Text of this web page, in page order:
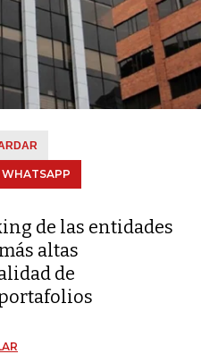
WHATSAPP
de las entidades
altas
de